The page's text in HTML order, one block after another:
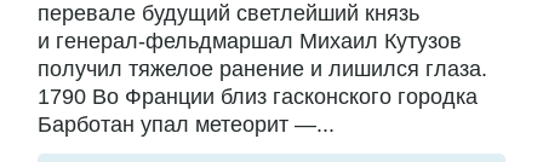
перевале будущий светлейший князь
и генерал-фельдмаршал Михаил Кутузов
получил тяжелое ранение и лишился глаза.
1790 Во Франции близ гасконского городка
Барботан упал метеорит —...